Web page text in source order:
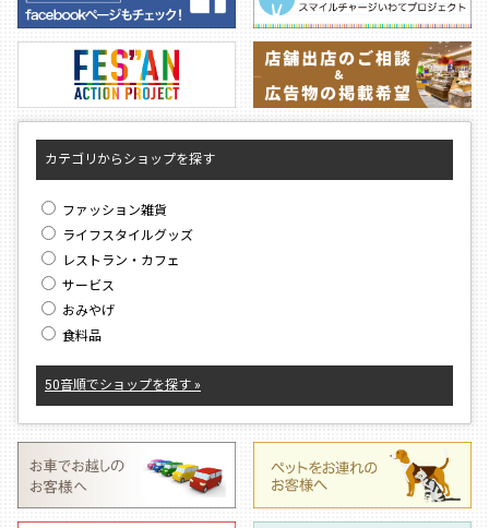
カテゴリからショップを探す
ファッション雑貨
ライフスタイルグッズ
レストラン・カフェ
サービス
おみやげ
食料品
50音順でショップを探す »